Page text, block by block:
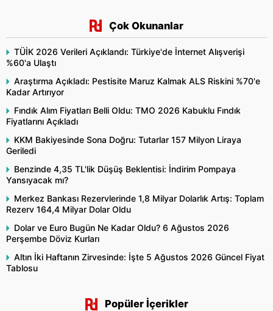
Çok Okunanlar
TÜİK 2026 Verileri Açıklandı: Türkiye'de İnternet Alışverişi
%60'a Ulaştı
Araştırma Açıkladı: Pestisite Maruz Kalmak ALS Riskini %70'e
Kadar Artırıyor
Fındık Alım Fiyatları Belli Oldu: TMO 2026 Kabuklu Fındık
Fiyatlarını Açıkladı
KKM Bakiyesinde Sona Doğru: Tutarlar 157 Milyon Liraya
Geriledi
Benzinde 4,35 TL'lik Düşüş Beklentisi: İndirim Pompaya
Yansıyacak mı?
Merkez Bankası Rezervlerinde 1,8 Milyar Dolarlık Artış: Toplam
Rezerv 164,4 Milyar Dolar Oldu
Dolar ve Euro Bugün Ne Kadar Oldu? 6 Ağustos 2026
Perşembe Döviz Kurları
Altın İki Haftanın Zirvesinde: İşte 5 Ağustos 2026 Güncel Fiyat
Tablosu
Popüler İçerikler